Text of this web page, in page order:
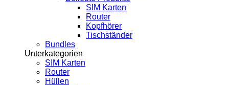
SIM Karten
Router
Kopfhörer
Tischständer
Bundles
Unterkategorien
SIM Karten
Router
Hüllen